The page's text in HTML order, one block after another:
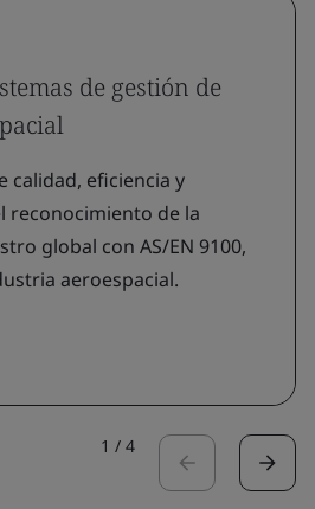
de gestión de
calidad, eficiencia y
reconocimiento de la
global con AS/EN 9100,
aeroespacial.
1 / 4